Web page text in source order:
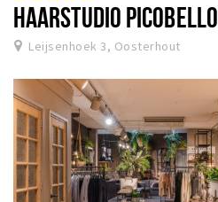
HAARSTUDIO PICOBELLO
Leijsenhoek 3, Oosterhout